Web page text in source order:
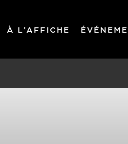
À L’AFFICHE